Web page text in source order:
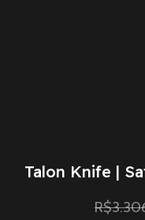
Talon Knife |
R$